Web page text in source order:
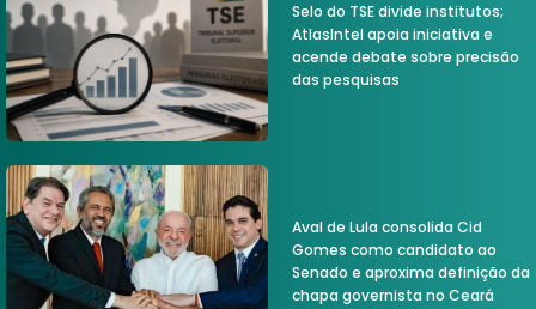
Selo do TSE divide institutos;
AtlasIntel apoia iniciativa e
acende debate sobre precisão
das pesquisas
Aval de Lula consolida Cid
Gomes como candidato ao
Senado e aproxima definição da
chapa governista no Ceará